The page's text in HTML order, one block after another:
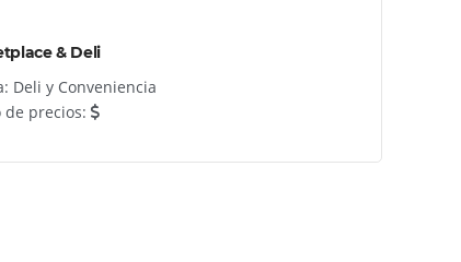
& Deli
Deli y Conveniencia
de precios: